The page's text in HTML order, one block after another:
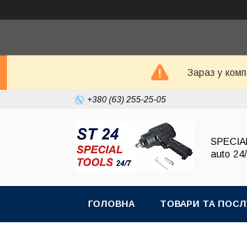
Зараз у
+380 (63) 255-25-05
auto
ГОЛОВНА ТОВАРИ ТА